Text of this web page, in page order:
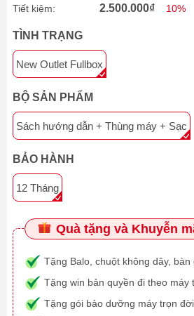
Tiết kiệm: 2.500.000₫ 10%
TÌNH TRẠNG
New Outlet Fullbox
BỘ SẢN PHẨM
Sách hướng dẫn + Thùng máy + Sạc
BẢO HÀNH
12 Tháng
Quà tặng và Khuyễn
Tặng Balo, chuột không dây, bàn
Tặng win bản quyền đi theo máy
Tặng gói bảo dưỡng máy trọn